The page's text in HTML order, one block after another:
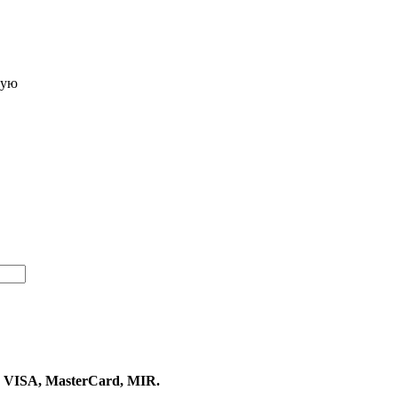
MasterCard, MIR.